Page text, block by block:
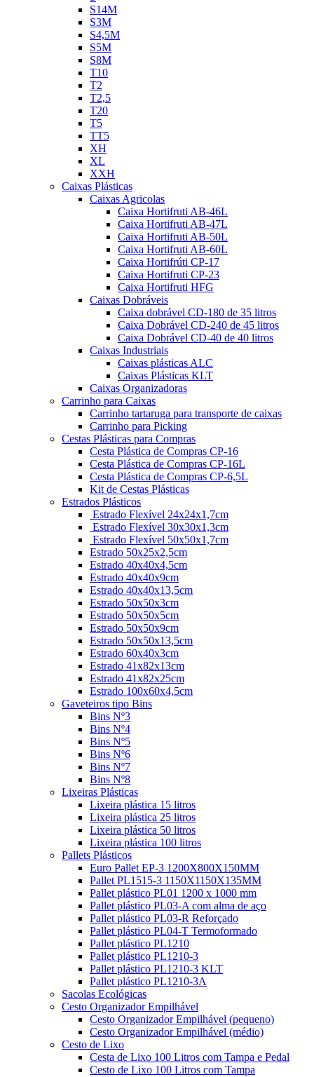
S14M
S3M
S4,5M
S5M
S8M
T10
T2
T2,5
T20
T5
TT5
XH
XL
XXH
Caixas Plásticas
Caixas Agricolas
Caixa Hortifruti AB-46L
Caixa Hortifruti AB-47L
Caixa Hortifruti AB-50L
Caixa Hortifruti AB-60L
Caixa Hortifrúti CP-17
Caixa Hortifruti CP-23
Caixa Hortifruti HFG
Caixas Dobráveis
Caixa dobrável CD-180 de 35 litros
Caixa Dobrável CD-240 de 45 litros
Caixa Dobrável CD-40 de 40 litros
Caixas Industriais
Caixas plásticas ALC
Caixas Plásticas KLT
Caixas Organizadoras
Carrinho para Caixas
Carrinho tartaruga para transporte de caixas
Carrinho para Picking
Cestas Plásticas para Compras
Cesta Plástica de Compras CP-16
Cesta Plástica de Compras CP-16L
Cesta Plástica de Compras CP-6,5L
Kit de Cestas Plásticas
Estrados Plásticos
Estrado Flexível 24x24x1,7cm
Estrado Flexível 30x30x1,3cm
Estrado Flexível 50x50x1,7cm
Estrado 50x25x2,5cm
Estrado 40x40x4,5cm
Estrado 40x40x9cm
Estrado 40x40x13,5cm
Estrado 50x50x3cm
Estrado 50x50x5cm
Estrado 50x50x9cm
Estrado 50x50x13,5cm
Estrado 60x40x3cm
Estrado 41x82x13cm
Estrado 41x82x25cm
Estrado 100x60x4,5cm
Gaveteiros tipo Bins
Bins Nº3
Bins Nº4
Bins Nº5
Bins Nº6
Bins Nº7
Bins Nº8
Lixeiras Plásticas
Lixeira plástica 15 litros
Lixeira plástica 25 litros
Lixeira plástica 50 litros
Lixeira plástica 100 litros
Pallets Plásticos
Euro Pallet EP-3 1200X800X150MM
Pallet PL1515-3 1150X1150X135MM
Pallet plástico PL01 1200 x 1000 mm
Pallet plástico PL03-A com alma de aço
Pallet plástico PL03-R Reforçado
Pallet plástico PL04-T Termoformado
Pallet plástico PL1210
Pallet plástico PL1210-3
Pallet plástico PL1210-3 KLT
Pallet plástico PL1210-3A
Sacolas Ecológicas
Cesto Organizador Empilhável
Cesto Organizador Empilhável (pequeno)
Cesto Organizador Empilhável (médio)
Cesto de Lixo
Cesta de Lixo 100 Litros com Tampa e Pedal
Cesto de Lixo 100 Litros com Tampa